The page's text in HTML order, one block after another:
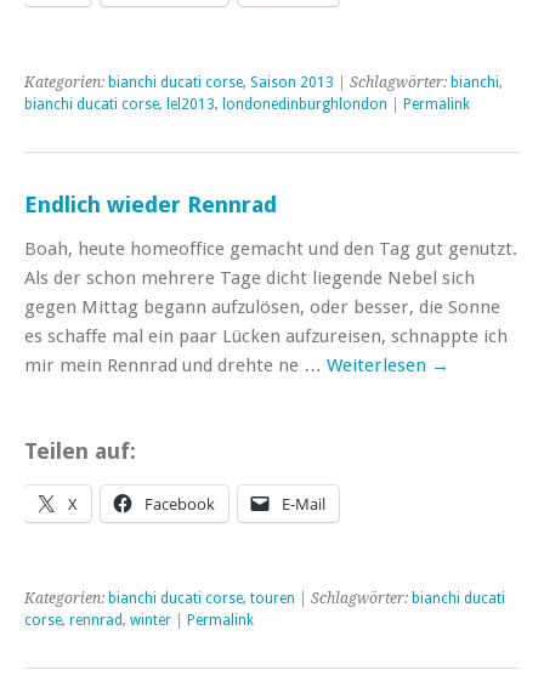
Kategorien: bianchi ducati corse, Saison 2013 | Schlagwörter: bianchi,
bianchi ducati corse, lel2013, londonedinburghlondon Permalink
Endlich wieder Rennrad
Boah, heute homeoffice gemacht und den Tag gut genutzt.
Als der schon mehrere Tage dicht liegende Nebel sich
gegen Mittag begann aufzulösen, oder besser, die Sonne
es schaffe mal ein paar Lücken aufzureisen, schnappte ich
mir mein Rennrad und drehte ne … Weiterlesen →
Teilen auf:
X Facebook E-Mail
Kategorien: bianchi ducati corse, touren | Schlagwörter: bianchi ducati
corse, rennrad, winter Permalink